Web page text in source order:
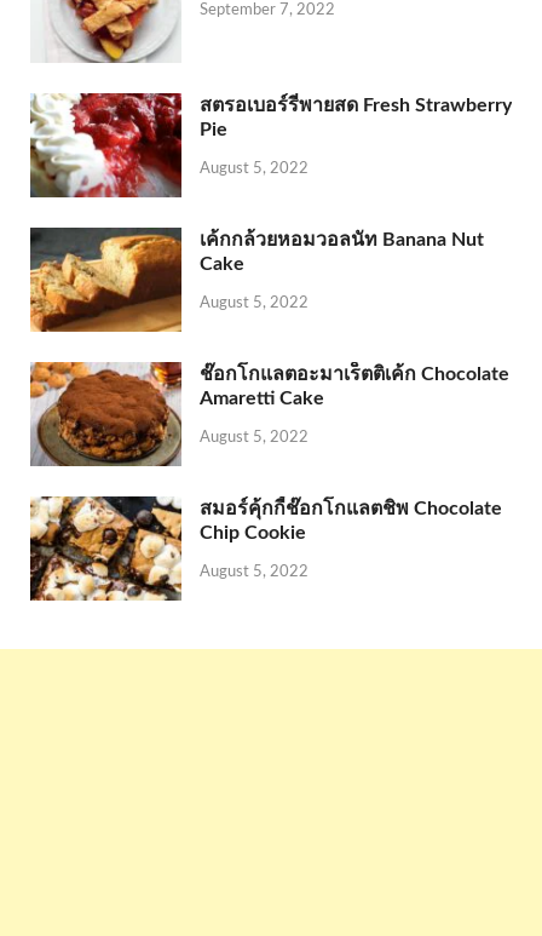
September 7, 2022
สตรอเบอร์รี่พายสด Fresh Strawberry
Pie
August 5, 2022
เค้กกล้วยหอมวอลนัท Banana Nut
Cake
August 5, 2022
ช๊อกโกแลตอะมาเร็ตติเค้ก Chocolate
Amaretti Cake
August 5, 2022
สมอร์คุ้กกี้ช๊อกโกแลตชิพ Chocolate
Chip Cookie
August 5, 2022